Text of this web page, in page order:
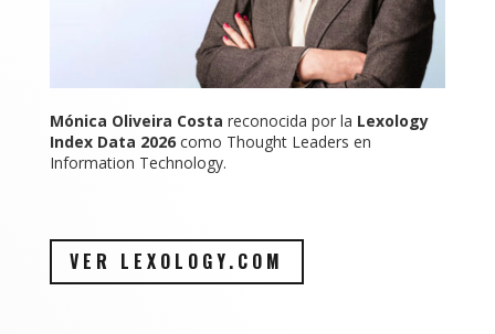
Mónica Oliveira Costa reconocida por la Lexology
Index Data 2026como Thought Leaders en
Information Technology.
VER LEXOLOGY.COM